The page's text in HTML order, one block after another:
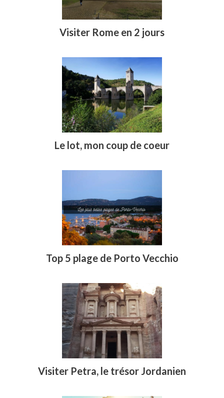
Visiter Rome en 2 jours
Le lot, mon coup de coeur
Top 5 plage de Porto Vecchio
Visiter Petra, le trésor Jordanien